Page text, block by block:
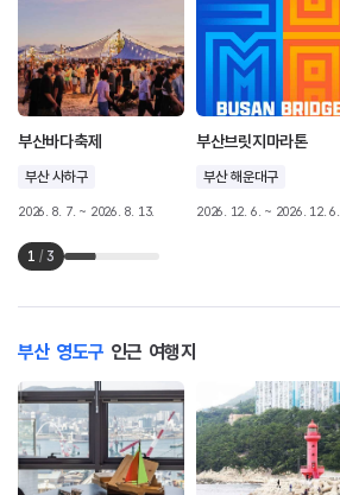
부산바다축제
부산 사하구
2026. 8. 7. ~ 2026. 8. 13.
부산브릿지마라톤
부산 해운대구
2026. 12. 6. ~ 2026. 12. 6.
1 / 3
부산 영도구 인근 여행지